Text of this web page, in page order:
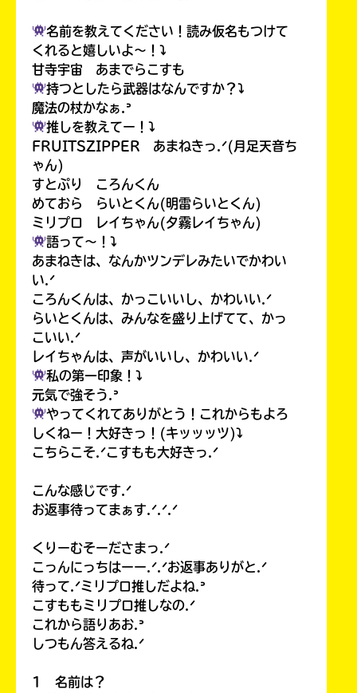
名前を教えてください！読み仮名もつけて
くれると嬉しいよ〜！⤵︎
甘寺宇宙 あまでらこすも
持つとしたら武器はなんですか？⤵︎
魔法の杖かなぁ.ᐣ
推しを教えてー！⤵︎
FRUITSZIPPER あまねきっ.ᐟ(月足天音ち
ゃん)
すとぷり ころんくん
めておら らいとくん(明雷らいとくん)
ミリプロ レイちゃん(夕霧レイちゃん)
語って〜！⤵︎
あまねきは、なんかツンデレみたいでかわい
い.ᐟ
ころんくんは、かっこいいし、かわいい.ᐟ
らいとくんは、みんなを盛り上げてて、かっ
こいい.ᐟ
レイちゃんは、声がいいし、かわいい.ᐟ
私の第一印象！⤵︎
元気で強そう.ᐣ
やってくれてありがとう！これからもよろ
しくねー！大好きっ！(キッッッツ)⤵︎
こちらこそ.ᐟこすもも大好きっ.ᐟ
こんな感じです.ᐟ
お返事待ってまぁす.ᐟ.ᐟ.ᐟ
くりーむそーださまっ.ᐟ
こっんにっちはーー.ᐟ.ᐟお返事ありがと.ᐟ
待って.ᐟミリプロ推しだよね.ᐣ
こすももミリプロ推しなの.ᐟ
これから語りあお.ᐣ
しつもん答えるね.ᐟ
1 名前は？